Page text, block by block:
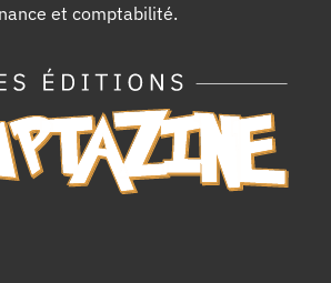
et comptabilité.